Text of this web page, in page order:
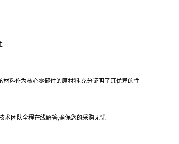
料作为核心零部件的原材料,充分证明了其优异的性
术团队全程在线解答,确保您的采购无忧